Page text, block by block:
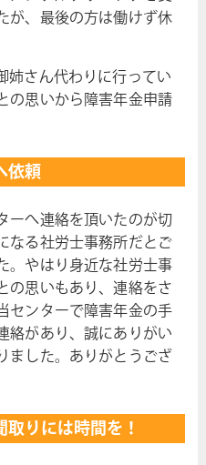
が、最後の方は働けず休
姉さん代わりに行ってい
の思いから障害年金申請
依頼
ーへ連絡を頂いたのが切
なる社労士事務所だとご
。やはり身近な社労士事
の思いもあり、連絡をさ
センターで障害年金の手
絡があり、誠にありがい
ました。ありがとうござ
りには時間を！